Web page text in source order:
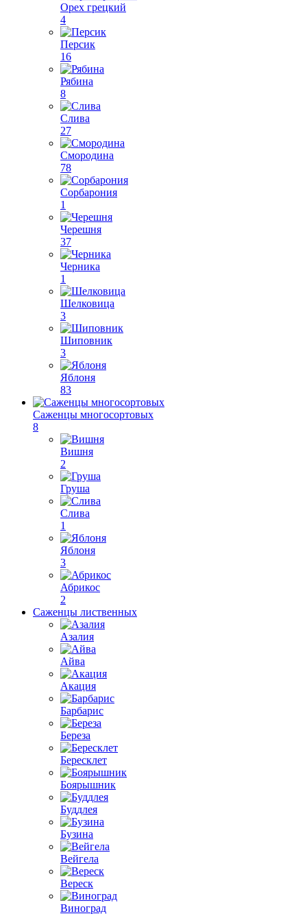
Орех грецкий
4
Персик
16
Рябина
8
Слива
27
Смородина
78
Сорбарония
1
Черешня
37
Черника
1
Шелковица
3
Шиповник
3
Яблоня
83
Саженцы многосортовых
8
Вишня
2
Груша
Слива
1
Яблоня
3
Абрикос
2
Саженцы лиственных
Азалия
Айва
Акация
Барбарис
Береза
Бересклет
Боярышник
Буддлея
Бузина
Вейгела
Вереск
Виноград